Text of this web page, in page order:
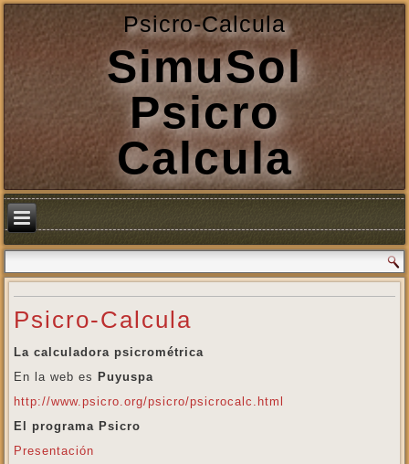
Psicro-Calcula
SimuSol
Psicro
Calcula
Psicro-Calcula
La calculadora psicrométrica
En la web es Puyuspa
http://www.psicro.org/psicro/psicrocalc.html
El programa Psicro
Presentación